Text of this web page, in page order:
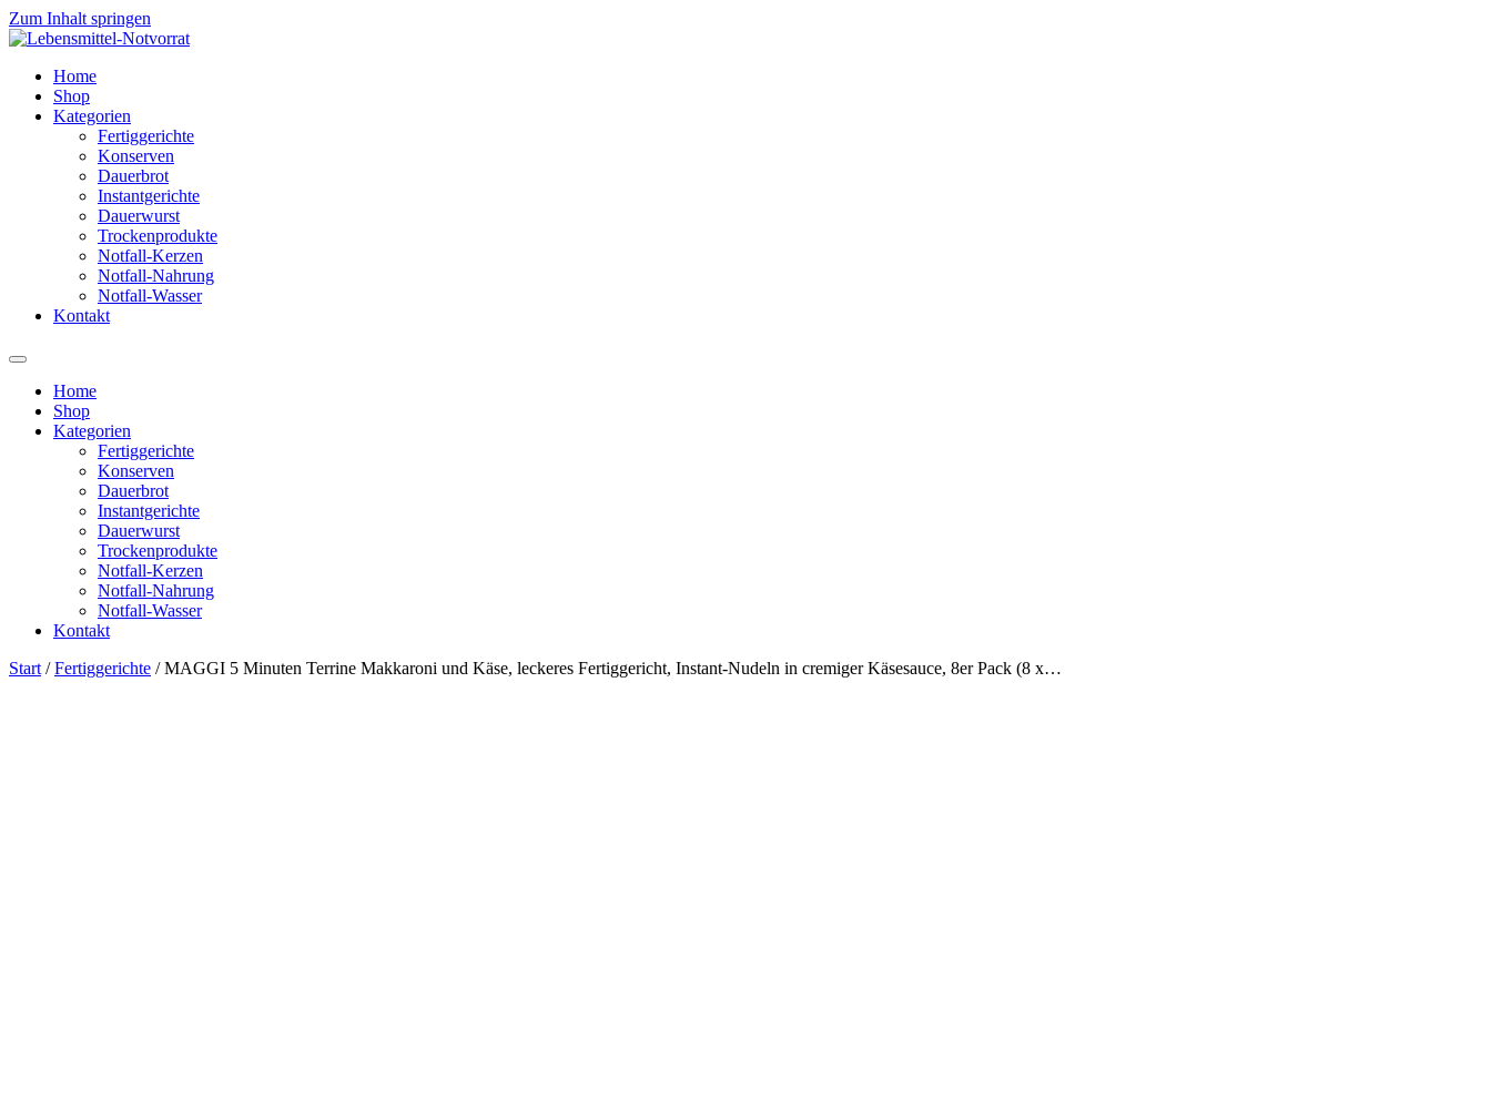
Zum Inhalt springen
Home
Shop
Kategorien
Fertiggerichte
Konserven
Dauerbrot
Instantgerichte
Dauerwurst
Trockenprodukte
Notfall-Kerzen
Notfall-Nahrung
Notfall-Wasser
Kontakt
Home
Shop
Kategorien
Fertiggerichte
Konserven
Dauerbrot
Instantgerichte
Dauerwurst
Trockenprodukte
Notfall-Kerzen
Notfall-Nahrung
Notfall-Wasser
Kontakt
Start /Fertiggerichte / MAGGI 5 Minuten Terrine Makkaroni und Käse, leckeres Fertiggericht, Instant-Nudeln in cremiger Käsesauce, 8er Pack (8 x…